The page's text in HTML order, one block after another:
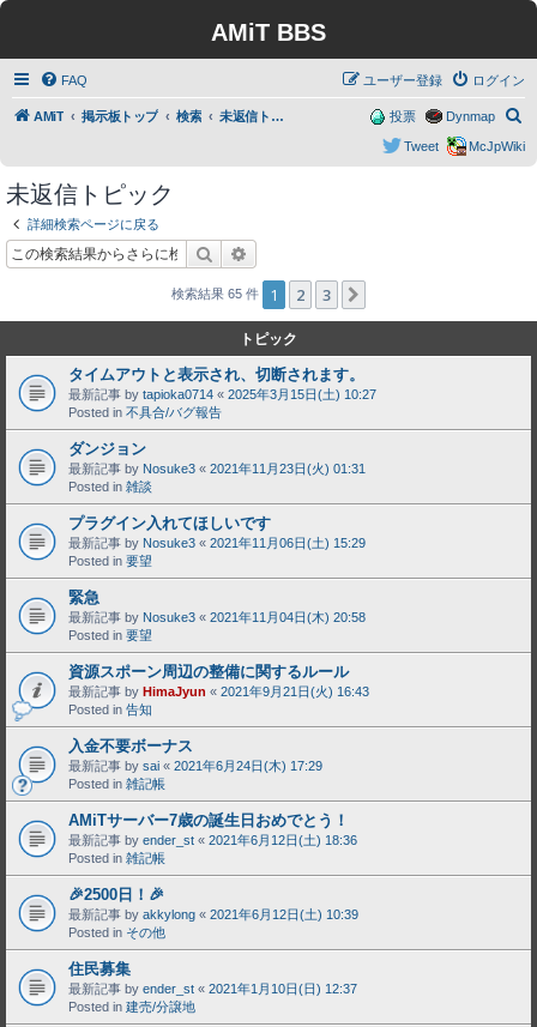
AMiT BBS
FAQ ログイン
ユーザー登録
AMiT 掲示板トップ 検索 未返信トピック
索
Dynmap
投票
McJpWiki
Tweet
未返信トピック
詳細検索ページに戻る
検索
検索結果 65 件 1 2 3
トピック
タイムアウトと表示され、切断されます。
最新記事 by tapioka0714 « 2025年3月15日(土) 10:27
Posted in 不具合/バグ報告
ダンジョン
最新記事 by Nosuke3 « 2021年11月23日(火) 01:31
Posted in 雑談
プラグイン入れてほしいです
最新記事 by Nosuke3 « 2021年11月06日(土) 15:29
Posted in 要望
緊急
最新記事 by Nosuke3 « 2021年11月04日(木) 20:58
Posted in 要望
資源スポーン周辺の整備に関するルール
最新記事 by HimaJyun « 2021年9月21日(火) 16:43
Posted in 告知
入金不要ボーナス
最新記事 by sai « 2021年6月24日(木) 17:29
Posted in 雑記帳
AMiTサーバー7歳の誕生日おめでとう！
最新記事 by ender_st « 2021年6月12日(土) 18:36
Posted in 雑記帳
🎉2500日！🎉
最新記事 by akkylong « 2021年6月12日(土) 10:39
Posted in その他
住民募集
最新記事 by ender_st « 2021年1月10日(日) 12:37
Posted in 建売/分譲地